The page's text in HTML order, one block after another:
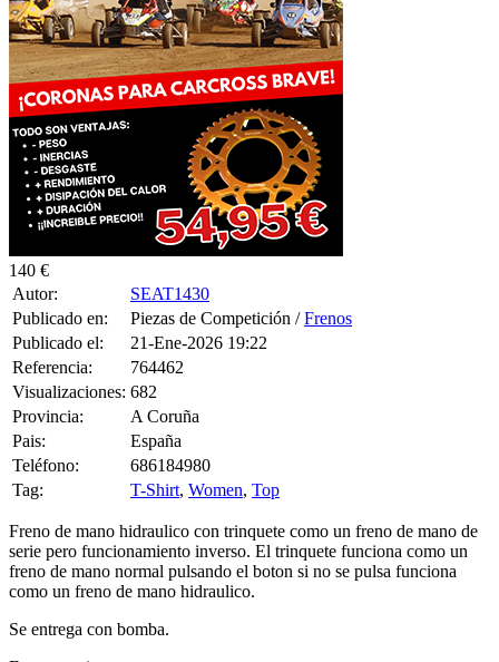
Publicado en:
Piezas de Competición /Frenos
Publicado el:
21-Ene-2026 19:22
Referencia:
764462
Visualizaciones: 682
Provincia:
A Coruña
Pais:
Teléfono:
686184980
Tag:
T-Shirt Women,Top
Freno de mano hidraulico con trinquete como un freno de mano de
serie pero funcionamiento inverso. El trinquete funciona como un
freno de mano normal pulsando el boton si no se pulsa funciona
como un freno de mano hidraulico.
Se entrega con bomba.
Es nuevo sin uso
HACER UNA PREGUNTA
HAZLE UNA PREGUNTA A SEAT1430 SOBRE
mano hidraulico con trinquete”
Debes estar logueado para poder realizar la consulta